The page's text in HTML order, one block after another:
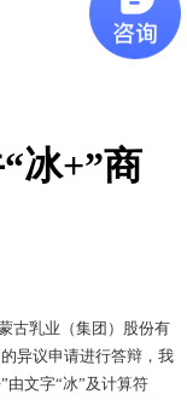
冰+”商
古乳业（集团）股份有
异议申请进行答辩，我
由文字“冰”及计算符